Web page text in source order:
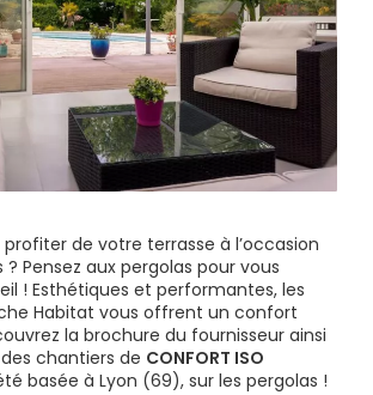
de votre terrasse à l’occasion
? Pensez aux pergolas pour vous
! Esthétiques et performantes, les
Habitat vous offrent un confort
la brochure du fournisseur ainsi
chantiers de CONFORT ISO
basée à Lyon (69), sur les pergolas !